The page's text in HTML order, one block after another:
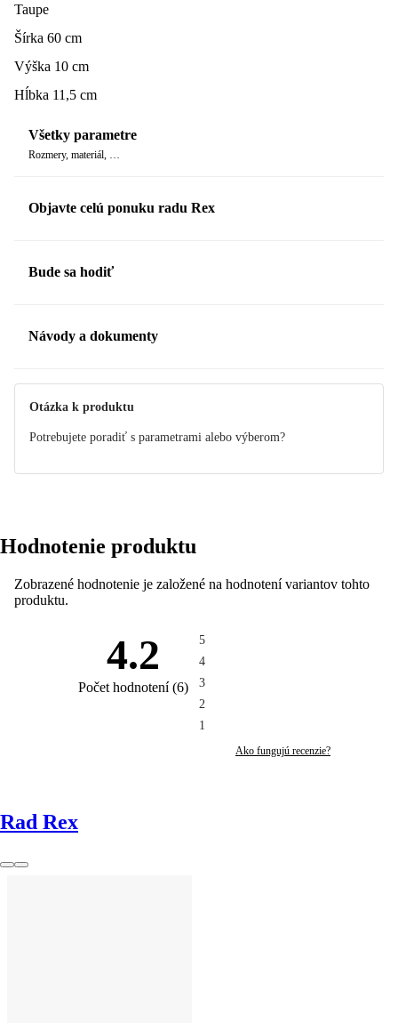
Taupe
Šírka 60 cm
Výška 10 cm
Hĺbka 11,5 cm
Všetky parametre
Rozmery, materiál, …
Objavte celú ponuku radu Rex
Bude sa hodiť
Návody a dokumenty
Otázka k produktu
Potrebujete poradiť s parametrami alebo výberom?
Hodnotenie produktu
Zobrazené hodnotenie je založené na hodnotení variantov tohto
produktu.
4.2
Počet hodnotení(6)
5
4
3
2
1
Ako fungujú recenzie?
Rad Rex